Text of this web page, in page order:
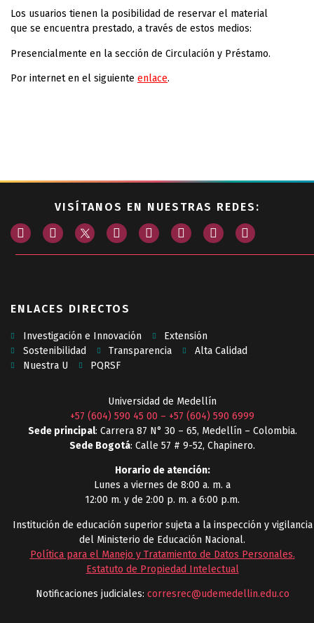
Los usuarios tienen la posibilidad de reservar el material
que se encuentra prestado, a través de estos medios:
Presencialmente en la sección de Circulación y Préstamo.
Por internet en el siguiente enlace.
VISÍTANOS EN NUESTRAS REDES:
ENLACES DIRECTOS
Investigación e Innovación
Extensión
Sostenibilidad
Transparencia
Alta Calidad
Nuestra U
PQRSF
Universidad de Medellín
+57 (604) 590 45 00 – +57 (604) 590 6999
Sede principal: Carrera 87 N° 30 – 65, Medellín – Colombia.
Sede Bogotá: Calle 57 # 9-52, Chapinero.
Horario de atención:
Lunes a viernes de 8:00 a. m. a
12:00 m. y de 2:00 p. m. a 6:00 p.m.
Institución de educación superior sujeta a la inspección y vigilancia
del Ministerio de Educación Nacional.
Política para el Manejo y Tratamiento de Datos Personales.
Estatuto de Propiedad Intelectual
Notificaciones judiciales: corresrec@udemedellin.edu.co